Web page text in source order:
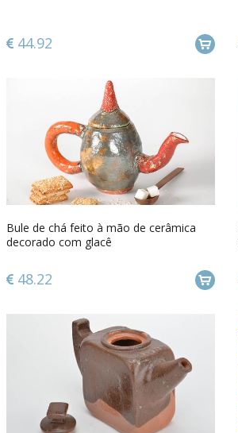
44.92
Bule de chá feito à mão de cerâmica
decorado com glacê
48.22